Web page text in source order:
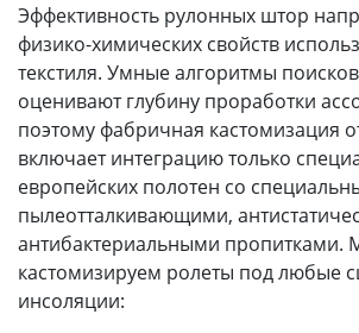
Эффективность рулонных штор
физико-химических свойств
текстиля. Умные алгоритмы
оценивают глубину проработки
поэтому фабричная кастомизация
включает интеграцию только
европейских полотен со
пылеотталкивающими,
антибактериальными пропитками.
кастомизируем ролеты под любые
инсоляции: